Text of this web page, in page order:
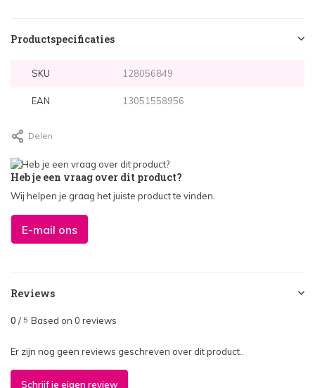
Productspecificaties
SKU 128056849
EAN 13051558956
Delen
Heb je een vraag over dit product?
Wij helpen je graag het juiste product te vinden.
E-mail ons
Reviews
0 / 5 Based on 0 reviews
Er zijn nog geen reviews geschreven over dit product..
Schrijf je eigen review